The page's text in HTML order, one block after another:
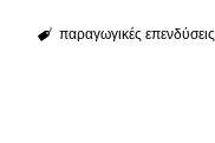
παραγωγικές επενδύσεις